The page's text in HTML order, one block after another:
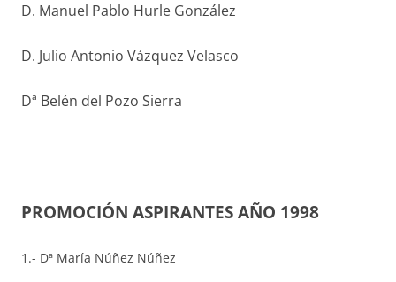
D. Manuel Pablo Hurle González
D. Julio Antonio Vázquez Velasco
Dª Belén del Pozo Sierra
PROMOCIÓN ASPIRANTES AÑO 1998
1.- Dª María Núñez Núñez